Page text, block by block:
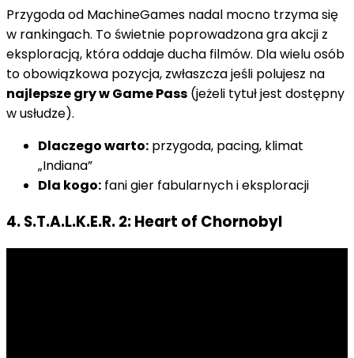
Przygoda od MachineGames nadal mocno trzyma się
w rankingach. To świetnie poprowadzona gra akcji z
eksploracją, która oddaje ducha filmów. Dla wielu osób
to obowiązkowa pozycja, zwłaszcza jeśli polujesz na
najlepsze gry w Game Pass (jeżeli tytuł jest dostępny
w usłudze).
Dlaczego warto: przygoda, pacing, klimat
„Indiana”
Dla kogo: fani gier fabularnych i eksploracji
4. S.T.A.L.K.E.R. 2: Heart of Chornobyl